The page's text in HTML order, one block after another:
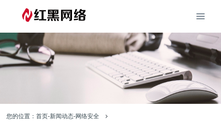
您的位置：首页-新闻动态-网络安全